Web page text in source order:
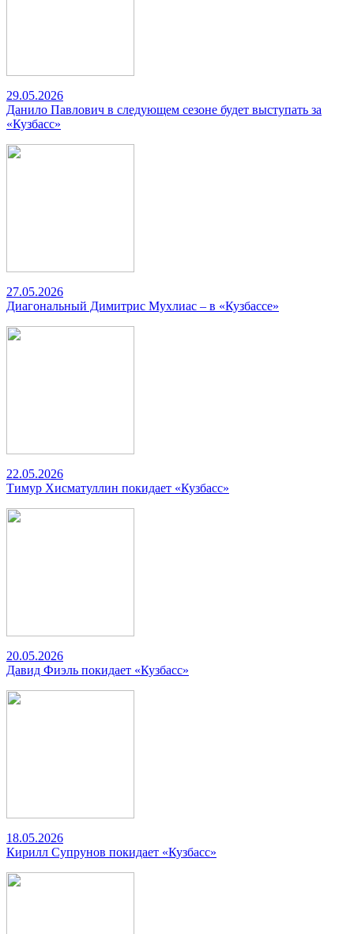
29.05.2026
Данило Павлович в следующем сезоне будет выступать за
«Кузбасс»
27.05.2026
Диагональный Димитрис Мухлиас – в «Кузбассе»
22.05.2026
Тимур Хисматуллин покидает «Кузбасс»
20.05.2026
Давид Фиэль покидает «Кузбасс»
18.05.2026
Кирилл Супрунов покидает «Кузбасс»